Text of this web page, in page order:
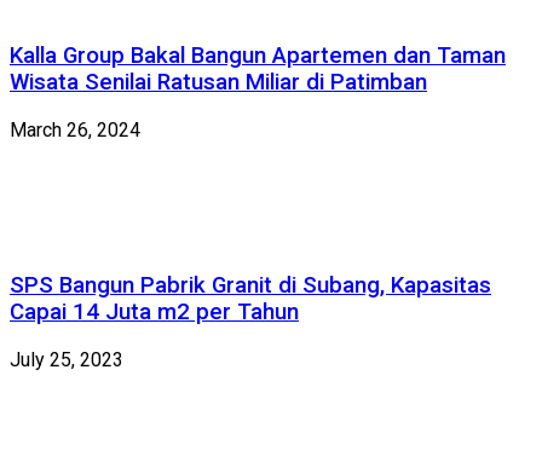
Kalla Group Bakal Bangun Apartemen dan Taman
Wisata Senilai Ratusan Miliar di Patimban
March 26, 2024
SPS Bangun Pabrik Granit di Subang, Kapasitas
Capai 14 Juta m2 per Tahun
July 25, 2023